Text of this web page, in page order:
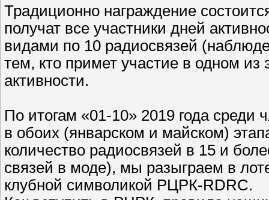
Традиционно награждение
получат все участники дней
видами по 10 радиосвязей
тем, кто примет участие в одном из
активности.
По итогам «01-10» 2019 года среди
в обоих (январском и майском)
количество радиосвязей в 15 и
связей в моде), мы разыграем в
клубной символикой РЦРК-RDRC.